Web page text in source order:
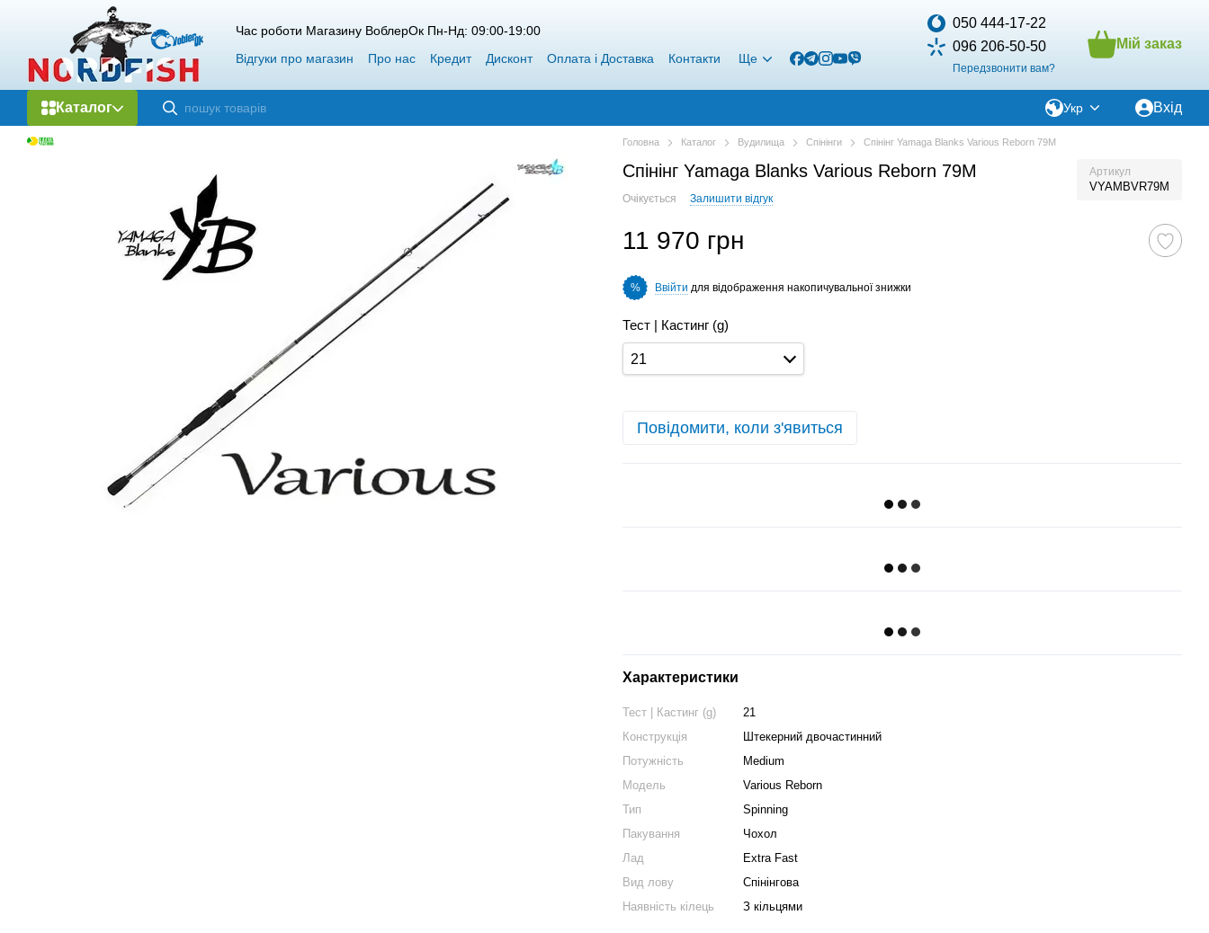
Перейти до основного контенту
Час роботи Магазину ВоблерОк Пн-Нд: 09:00-19:00
Відгуки про магазин
Про нас Кредит Дисконт Оплата і Доставка Контакти Ще
050 444-17-22
096 206-50-50
Передзвонити вам?
Мій заказ
Каталог Укр Вхід
Головна Каталог Вудилища Спінінги Спінінг Yamaga Blanks Various Reborn 79M
Спінінг Yamaga Blanks Various Reborn 79M Артикул
VYAMBVR79M
Очікується Залишити відгук
11 970 грн
% Ввійти для відображення накопичувальної знижки
Тест | Кастинг (g)
21
Повідомити, коли з'явиться
Характеристики
Тест | Кастинг (g)
21
Конструкція
Штекерний двочастинний
Потужність
Medium
Модель
Various Reborn
Тип
Spinning
Пакування
Чохол
Лад
Extra Fast
Вид лову
Спінінгова
Наявність кілець
З кільцями